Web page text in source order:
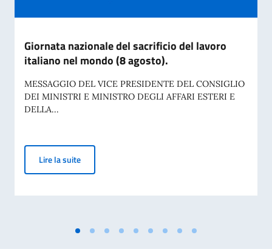
Giornata nazionale del sacrificio del lavoro
italiano nel mondo (8 agosto).
MESSAGGIO DEL VICE PRESIDENTE DEL CONSIGLIO
DEI MINISTRI E MINISTRO DEGLI AFFARI ESTERI E
DELLA...
Lire la suiteGiornata nazionale del sacrificio del lavoro italiano